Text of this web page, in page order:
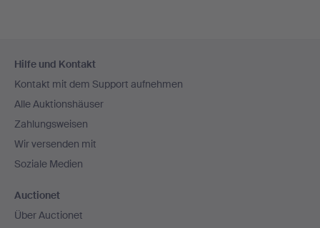
Navigation
Hilfe und Kontakt
Kontakt mit dem Support aufnehmen
Alle Auktionshäuser
Zahlungsweisen
Wir versenden mit
Soziale Medien
Auctionet
Über Auctionet